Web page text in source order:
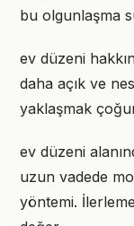
bu olgunlaşma
ev düzeni
daha açık ve
yaklaşmak
ev düzeni
uzun vadede
yöntemi.